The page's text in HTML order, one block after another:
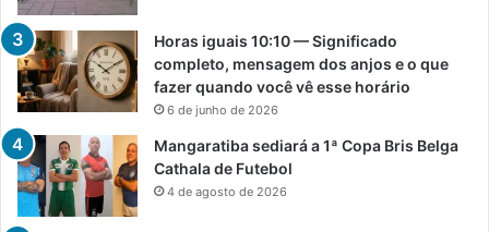
Horas iguais 10:10 — Significado
completo, mensagem dos anjos e o que
fazer quando você vê esse horário
6 de junho de 2026
Mangaratiba sediará a 1ª Copa Bris Belga
Cathala de Futebol
4 de agosto de 2026